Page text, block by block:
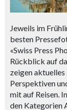
Jeweils im
besten
«Swiss Press
Rückblick auf
zeigen
Perspektiven
mit auf Reisen.
den Kategorien